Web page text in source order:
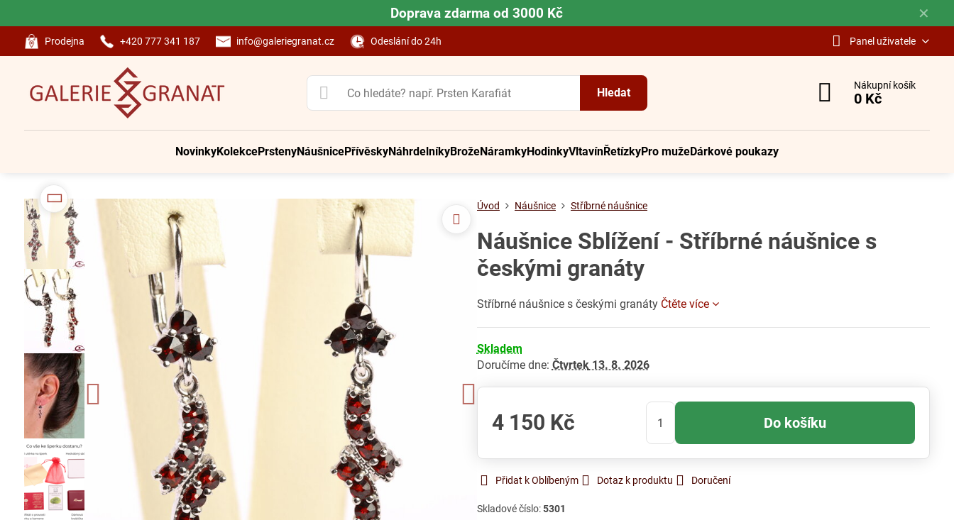
✕
Doprava zdarma od 3000 Kč
Prodejna +420 777 341 187 info@galeriegranat.cz Odeslání do 24h Panel uživatele
Hledat
Nákupní košík
0 Kč
NovinkyKolekcePrstenyNáušnicePřívěskyNáhrdelníkyBrožeNáramkyHodinkyVltavínŘetízkyPro mužeDárkové poukazy
Úvod Náušnice Stříbrné náušnice
Náušnice Sblížení - Stříbrné náušnice s
českými granáty
Stříbrné náušnice s českými granáty Čtěte více
Skladem
Doručíme dne: Čtvrtek13. 8. 2026
4 150 Kč Do košíku
Přidat k Oblíbeným Dotaz k produktu Doručení
Skladové číslo:5301